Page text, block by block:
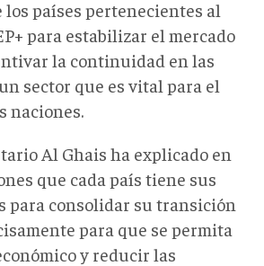
los países pertenecientes al
para estabilizar el mercado
la continuidad en las
sector que es vital para el
naciones.
Al Ghais ha explicado en
que cada país tiene sus
para consolidar su transición
para que se permita
y reducir las